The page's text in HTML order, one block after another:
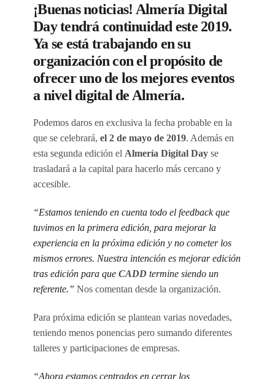
¡Buenas noticias! Almería Digital
Day tendrá continuidad este 2019.
Ya se está trabajando en su
organización con el propósito de
ofrecer uno de los mejores eventos
a nivel digital de Almería.
Podemos daros en exclusiva la fecha probable en la
que se celebrará, el 2 de mayo de 2019. Además en
esta segunda edición el Almería Digital Day se
trasladará a la capital para hacerlo más cercano y
accesible.
“Estamos teniendo en cuenta todo el feedback que
tuvimos en la primera edición, para mejorar la
experiencia en la próxima edición y no cometer los
mismos errores. Nuestra intención es mejorar edición
tras edición para que CADD termine siendo un
referente.” Nos comentan desde la organización.
Para próxima edición se plantean varias novedades,
teniendo menos ponencias pero sumando diferentes
talleres y participaciones de empresas.
“Ahora estamos centrados en cerrar los